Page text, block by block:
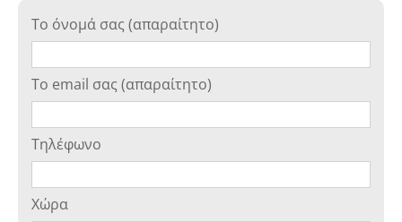
Το όνομά σας (απαραίτητο)
Το email σας (απαραίτητο)
Τηλέφωνο
Χώρα